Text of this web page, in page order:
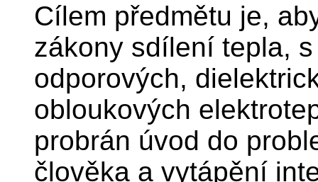
Cílem předmětu je,
zákony sdílení tepla,
odporových,
obloukových
probrán úvod do
člověka a vytápění